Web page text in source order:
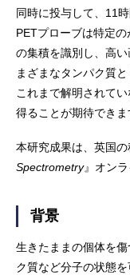
同時に投与して、11
PETプローブは特定
の集積を識別し、高
まざまなタンパク質
これまで解明されて
得ることが期待できま
本研究成果は、英国
Spectrometry』オンラ
背景
生きたままの個体を
ク質など分子の状態